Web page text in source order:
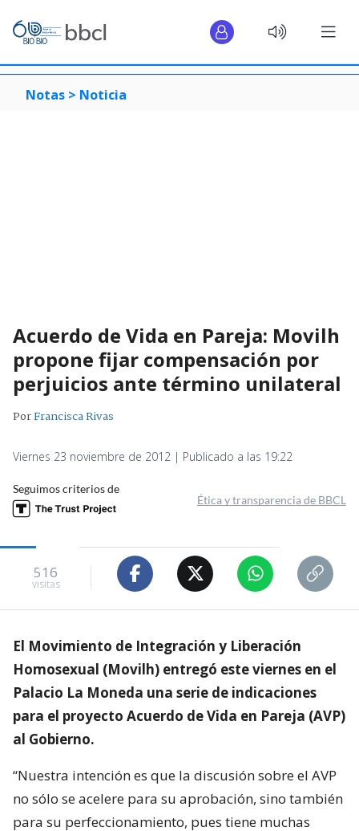
Notas > Noticia
Acuerdo de Vida en Pareja: Movilh
propone fijar compensación por
perjuicios ante término unilateral
PorFrancisca Rivas
Viernes 23 noviembre de 2012 | Publicado a las 19:22
Seguimos criterios de
Ética y transparencia de BBCL
516
visitas
El Movimiento de Integración y Liberación
Homosexual (Movilh) entregó este viernes en el
Palacio La Moneda una serie de indicaciones
para el proyecto Acuerdo de Vida en Pareja (AVP)
al Gobierno.
“Nuestra intención es que la discusión sobre el AVP
no sólo se acelere para su aprobación, sino también
para su perfeccionamiento, pues tiene muchas